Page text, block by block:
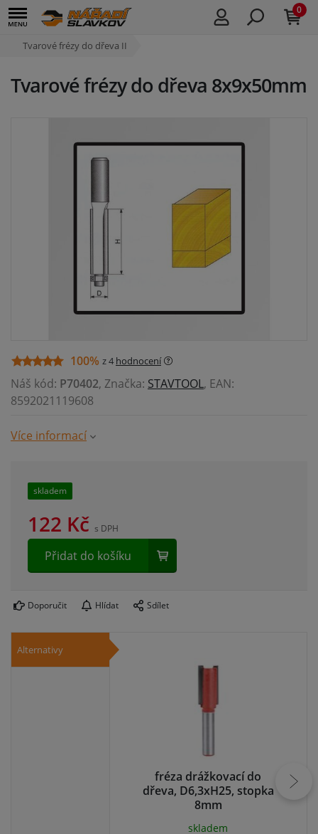
0
Tvarové frézy do dřeva II
Tvarové frézy do dřeva 8x9x50mm
100% z 4 hodnocení
Náš kód: P70402, Značka: STAVTOOL, EAN:
8592021119608
Více informací
skladem
122 Kč s DPH
Přidat do košíku
Doporučit Hlídat Sdílet
Alternativy
fréza drážkovací do
dřeva, D6,3xH25, stopka
8mm
skladem